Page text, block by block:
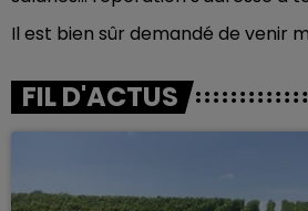
Il est bien sûr demandé de venir
FIL D'ACTUS